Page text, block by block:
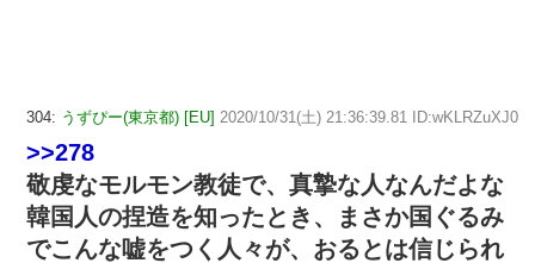
304: うずぴー(東京都) [EU] 2020/10/31(土) 21:36:39.81 ID:wKLRZuXJ0
>>278
敬虔なモルモン教徒で、真摯な人なんだよな
韓国人の捏造を知ったとき、まさか国ぐるみ
でこんな嘘をつく人々が、おるとは信じられ